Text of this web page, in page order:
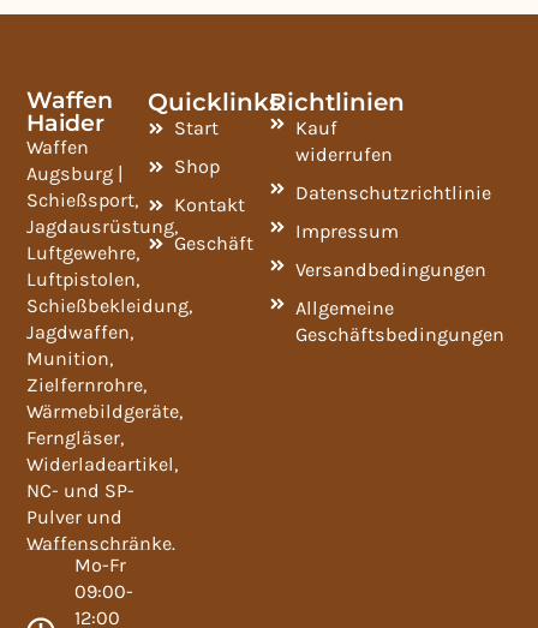
Waffen
Haider
Waffen
Augsburg |
Schießsport,
Jagdausrüstung,
Luftgewehre,
Luftpistolen,
Schießbekleidung,
Jagdwaffen,
Munition,
Zielfernrohre,
Wärmebildgeräte,
Ferngläser,
Widerladeartikel,
NC- und SP-
Pulver und
Waffenschränke.
Mo-Fr
09:00-
12:00
Quicklinks
Start
Shop
Kontakt
Geschäft
Richtlinien
Kauf
widerrufen
Datenschutzrichtlinie
Impressum
Versandbedingungen
Allgemeine
Geschäftsbedingungen